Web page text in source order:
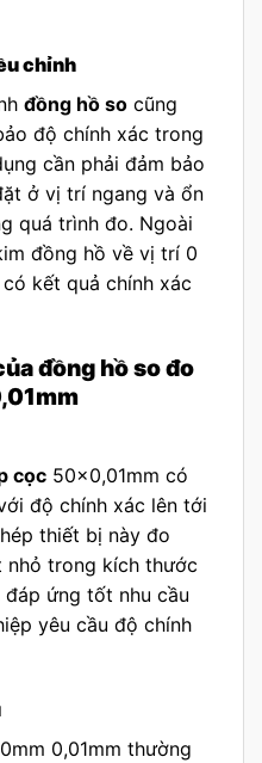
chỉnh
đồng hồ so cũng
độ chính xác trong
cần phải đảm bảo
ở vị trí ngang và ổn
quá trình đo. Ngoài
đồng hồ về vị trí 0
kết quả chính xác
đồng hồ so đo
cọc 50×0,01mm có
độ chính xác lên tới
thiết bị này đo
trong kích thước
ứng tốt nhu cầu
yêu cầu độ chính
0,01mm thường